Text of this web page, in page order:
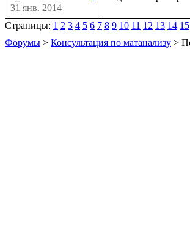
31 янв. 2014
Страницы: 1 2 3 4 5 6 7 8 9 10 11 12 13 14 15
Форумы > Консультация по матанализу >